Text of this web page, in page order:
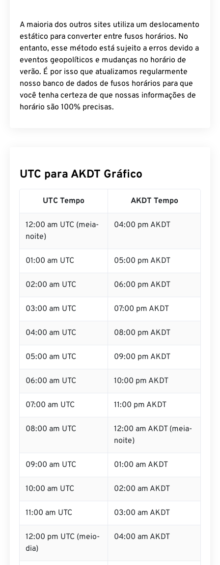
A maioria dos outros sites utiliza um deslocamento
estático para converter entre fusos horários. No
entanto, esse método está sujeito a erros devido a
eventos geopolíticos e mudanças no horário de
verão. É por isso que atualizamos regularmente
nosso banco de dados de fusos horários para que
você tenha certeza de que nossas informações de
horário são 100% precisas.
UTC para AKDT Gráfico
UTC Tempo AKDT Tempo
12:00 am UTC (meia-
noite)
04:00 pm AKDT
01:00 am UTC 05:00 pm AKDT
02:00 am UTC 06:00 pm AKDT
03:00 am UTC 07:00 pm AKDT
04:00 am UTC 08:00 pm AKDT
05:00 am UTC 09:00 pm AKDT
06:00 am UTC 10:00 pm AKDT
07:00 am UTC 11:00 pm AKDT
08:00 am UTC
12:00 am AKDT (meia-
noite)
09:00 am UTC 01:00 am AKDT
10:00 am UTC 02:00 am AKDT
11:00 am UTC 03:00 am AKDT
12:00 pm UTC (meio-
dia)
04:00 am AKDT